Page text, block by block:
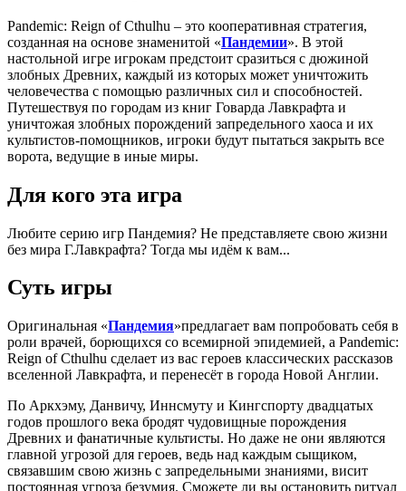
Pandemic: Reign of Cthulhu – это кооперативная стратегия,
созданная на основе знаменитой «Пандемии». В этой
настольной игре игрокам предстоит сразиться с дюжиной
злобных Древних, каждый из которых может уничтожить
человечества с помощью различных сил и способностей.
Путешествуя по городам из книг Говарда Лавкрафта и
уничтожая злобных порождений запредельного хаоса и их
культистов-помощников, игроки будут пытаться закрыть все
ворота, ведущие в иные миры.
Для кого эта игра
Любите серию игр Пандемия? Не представляете свою жизни
без мира Г.Лавкрафта? Тогда мы идём к вам...
Суть игры
Оригинальная «Пандемия»предлагает вам попробовать себя в
роли врачей, борющихся со всемирной эпидемией, а Pandemic:
Reign of Cthulhu сделает из вас героев классических рассказов
вселенной Лавкрафта, и перенесёт в города Новой Англии.
По Аркхэму, Данвичу, Иннсмуту и Кингспорту двадцатых
годов прошлого века бродят чудовищные порождения
Древних и фанатичные культисты. Но даже не они являются
главной угрозой для героев, ведь над каждым сыщиком,
связавшим свою жизнь с запредельными знаниями, висит
постоянная угроза безумия. Сможете ли вы остановить ритуал